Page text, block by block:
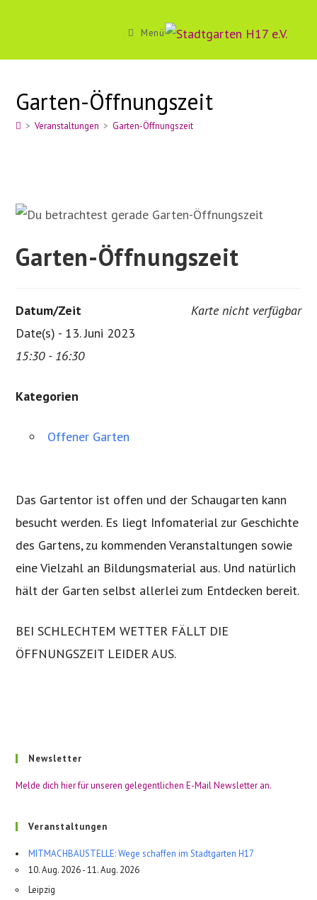
Menü
Garten-Öffnungszeit
> Veranstaltungen > Garten-Öffnungszeit
Garten-Öffnungszeit
Karte nicht verfügbar
Datum/Zeit
Date(s) - 13. Juni 2023
15:30 - 16:30
Kategorien
Offener Garten
Das Gartentor ist offen und der Schaugarten kann
besucht werden. Es liegt Infomaterial zur Geschichte
des Gartens, zu kommenden Veranstaltungen sowie
eine Vielzahl an Bildungsmaterial aus. Und natürlich
hält der Garten selbst allerlei zum Entdecken bereit.
BEI SCHLECHTEM WETTER FÄLLT DIE
ÖFFNUNGSZEIT LEIDER AUS.
Newsletter
Melde dich hier für unseren gelegentlichen E-Mail Newsletter an.
Veranstaltungen
MITMACHBAUSTELLE: Wege schaffen im Stadtgarten H17
10. Aug. 2026 - 11. Aug. 2026
Leipzig